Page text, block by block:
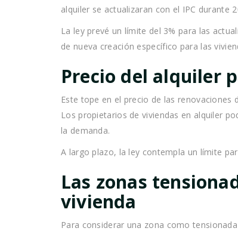
alquiler se actualizaran con el IPC durante
La ley prevé un límite del 3% para las
de nueva creación específico para las
Precio del alquiler
Este tope en el precio de las
Los propietarios de viviendas en alquiler
la demanda.
A largo plazo, la ley contempla un límite
Las zonas
vivienda
Para considerar una zona como